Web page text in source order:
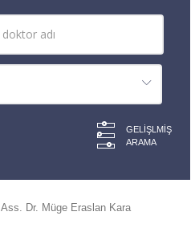
GELIŞLMIŞ
ARAMA
Ass. Dr. Müge Eraslan Kara